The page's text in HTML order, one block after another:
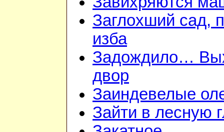
Заглохший сад,
изба
Задождило…
двор
Заиндевелые
Зайти в лесную